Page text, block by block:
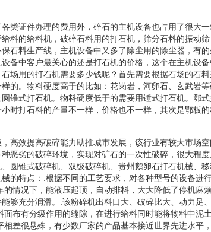
类证件办理的费用外，碎石的主机设备也占用了很大
料的给料机，破碎石料用的打石机，筛分石料的振动
石料生产线，主机设备中又多了除尘用的除尘器，有
备中客户最关心的还是打石机的价格，这个在主机设
场用的打石机需要多少钱呢？首先需要根据石场的石料
的。物料硬度高于的比如：花岗岩，河卵石、玄武岩
锥式打石机。物料硬度低于的需要用锤式打石机。鄂
时打石料的产量不一样，价格也不一样，其次是鄂板
高效提高破碎能力助推城市发展，该行业有较大市场
恶劣的破碎环境，实现对矿石的一次性破碎，很大程
圆锥式破碎机、双级破碎机、贵州鹅卵石打石机械、
的特点：.根据不同的工艺要求，对各种型号的设备进
的情况下，能液压起顶，自动排料，大大降低了停机麻
够充分润滑。.该粉碎机出料口大、破碎比大、动力足
面布有分级作用的缝隙，在进行给料同时能将物料中泥
相差很悬殊，有少数厂家的产品基本接近世界先进水平